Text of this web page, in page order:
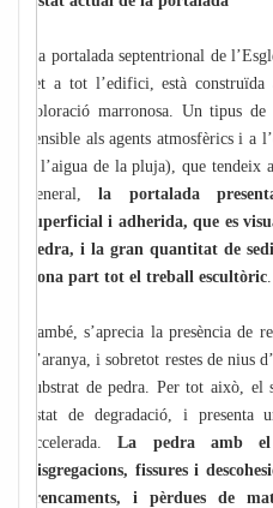
La portalada septentrional de
fet a tot l’edifici, està
coloració marronosa. Un tipus
sensible als agents atmosfèrics i a
a l’aigua de la pluja), que tendeix
general,
la portalada
superficial i adherida, que es
pedra, i la gran quantitat de
bona part tot el treball escultòric
També, s’aprecia la presència de
d’aranya, i sobretot restes de nius
substrat de pedra. Per tot això,
estat de degradació, i presenta
accelerada.La pedra amb
disgregacions, fissures i
trencaments, i pèrdues de